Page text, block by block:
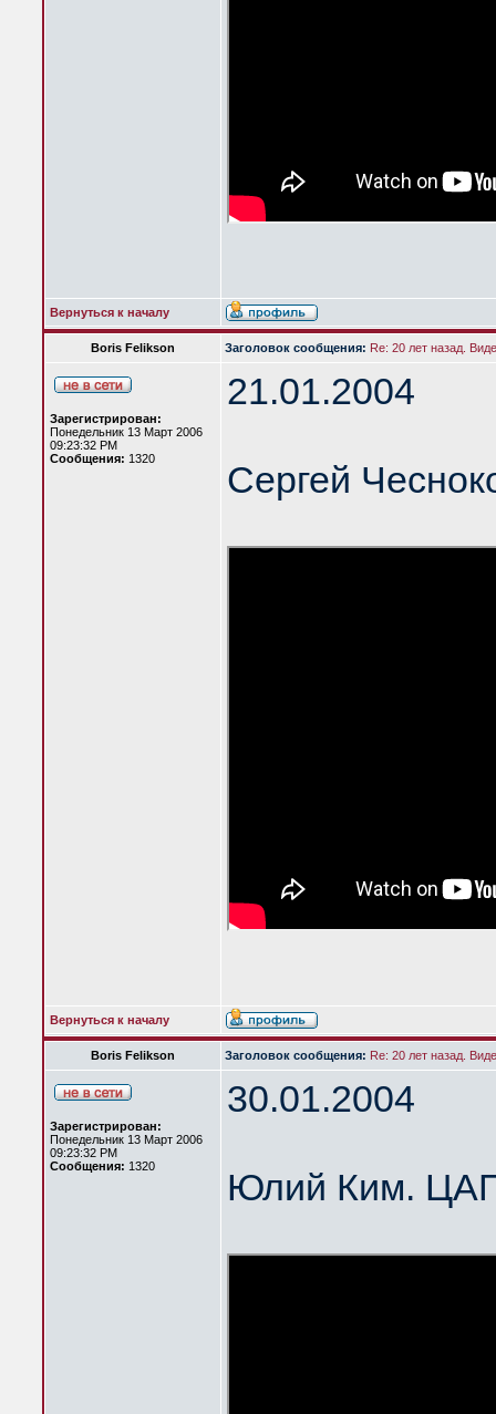
Вернуться к началу
Boris Felikson Заголовок сообщения: Re: 20 лет назад.
Зарегистрирован:
Понедельник 13 Март 2006
09:23:32 PM
Сообщения: 1320
21.01.2004
Сергей
Вернуться к началу
Boris Felikson Заголовок сообщения: Re: 20 лет назад.
Зарегистрирован:
Понедельник 13 Март 2006
09:23:32 PM
Сообщения: 1320
30.01.2004
Юлий Ким.